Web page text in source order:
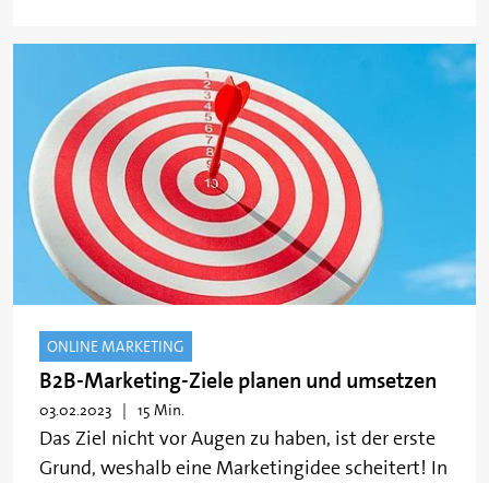
ONLINE MARKETING
B2B-Marketing-Ziele planen und umsetzen
03.02.2023 15 Min.
Das Ziel nicht vor Augen zu haben, ist der erste
Grund, weshalb eine Marketingidee scheitert! In